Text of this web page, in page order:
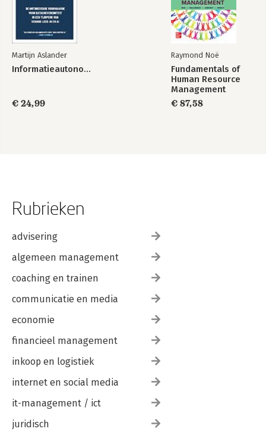
Martijn Aslander
Informatieautonomie
€ 24,99
Raymond Noë
Fundamentals of
Human Resource
Management
€ 87,58
Rubrieken
advisering
algemeen management
coaching en trainen
communicatie en media
economie
financieel management
inkoop en logistiek
internet en social media
it-management / ict
juridisch